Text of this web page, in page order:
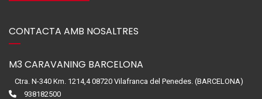
CONTACTA AMB NOSALTRES
M3 CARAVANING BARCELONA
Ctra. N-340 Km. 1214,4 08720 Vilafranca del Penedes. (BARCELONA)
938182500